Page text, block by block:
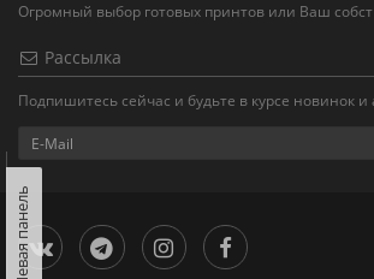
Огромный выбор готовых принтов или Ваш
Рассылка
Подпишитесь сейчас и будьте в курсе новинок и
Левая панель